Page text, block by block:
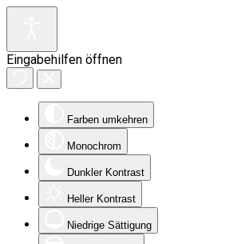
Eingabehilfen öffnen
Farben umkehren
Monochrom
Dunkler Kontrast
Heller Kontrast
Niedrige Sättigung